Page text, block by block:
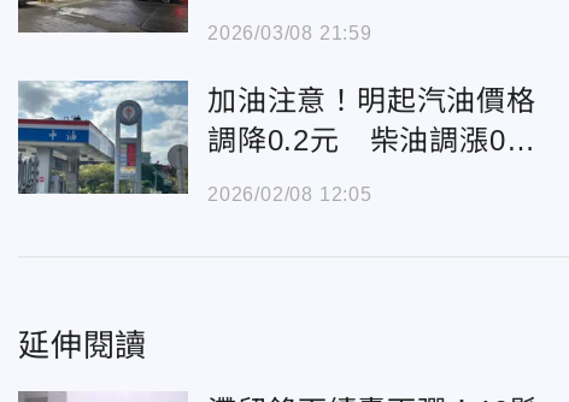
敵漲價寒心
2026/03/08 21:59
加油注意！明起汽油價格
調降0.2元 柴油調漲0.3
元
2026/02/08 12:05
延伸閱讀